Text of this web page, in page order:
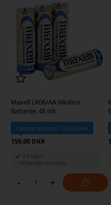
Maxell LR06/AA Alkaline
Batterier, 48 stk.
Laveste stykpris: 129,00 DKK
159,00 DKK
På lager
Afsendes mandag
- +